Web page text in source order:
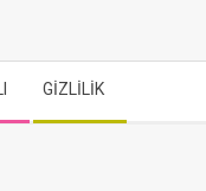
GİZLİLİK